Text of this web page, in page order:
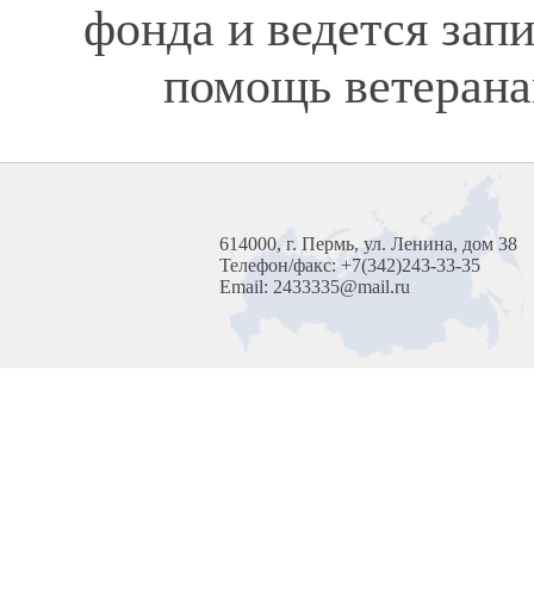
фонда и ведется
помощь
614000, г. Пермь, ул. Ленина, дом 38
Телефон/факс: +7(342)243-33-35
Email: 2433335@mail.ru